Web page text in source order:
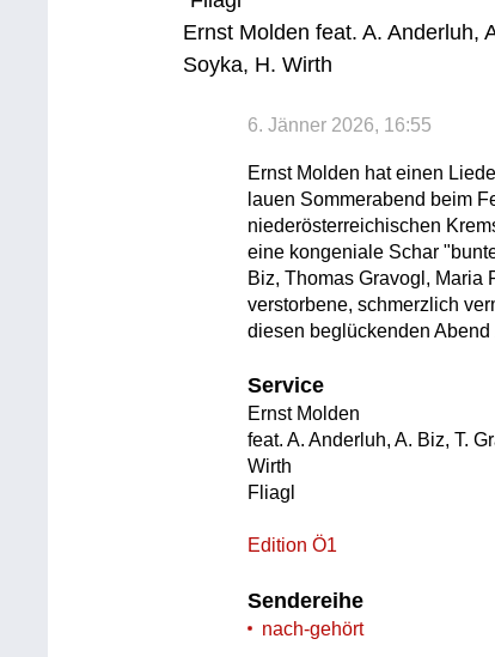
Ernst Molden feat. A. Anderluh,
Soyka, H. Wirth
6. Jänner 2026, 16:55
Ernst Molden hat einen
lauen Sommerabend beim
niederösterreichischen
eine kongeniale Schar
Biz, Thomas Gravogl, Maria
verstorbene, schmerzlich
diesen beglückenden
Service
Ernst Molden
feat. A. Anderluh, A. Biz, T.
Wirth
Fliagl
Edition Ö1
Sendereihe
nach-gehört